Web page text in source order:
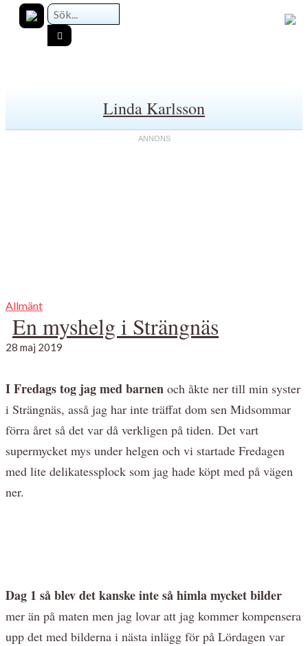
Linda Karlsson
Allmänt
En myshelg i Strängnäs
28 maj 2019
I Fredags tog jag med barnen och åkte ner till min syster
i Strängnäs, asså jag har inte träffat dom sen Midsommar
förra året så det var då verkligen på tiden. Det vart
supermycket mys under helgen och vi startade Fredagen
med lite delikatessplock som jag hade köpt med på vägen
ner.
Dag 1 så blev det kanske inte så himla mycket bilder
mer än på maten men jag lovar att jag kommer kompensera
upp det med bilderna i nästa inlägg för på Lördagen var